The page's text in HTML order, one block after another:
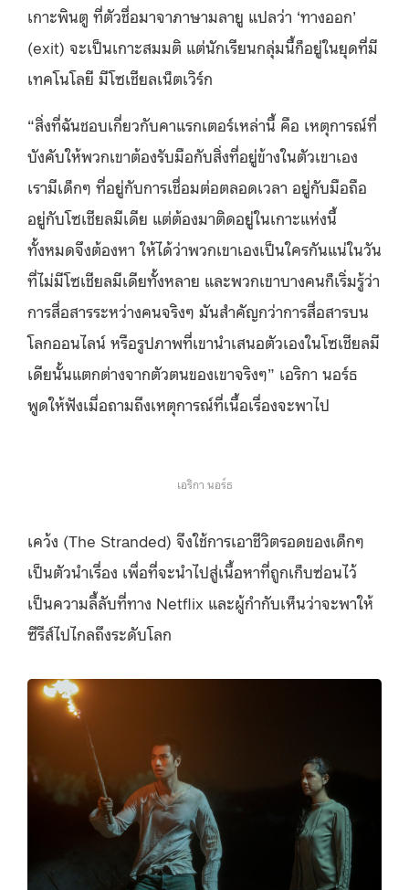
เกาะพินตู ที่ตัวชื่อมาจาภาษามลายู แปลว่า ‘ทางออก’
(exit) จะเป็นเกาะสมมติ แต่นักเรียนกลุ่มนี้ก็อยู่ในยุดที่มี
เทคโนโลยี มีโซเชียลเน็ตเวิร์ก
“สิ่งที่ฉันชอบเกี่ยวกับคาแรกเตอร์เหล่านี้ คือ เหตุการณ์ที่
บังคับให้พวกเขาต้องรับมือกับสิ่งที่อยู่ข้างในตัวเขาเอง
เรามีเด็กๆ ที่อยู่กับการเชื่อมต่อตลอดเวลา อยู่กับมือถือ
อยู่กับโซเชียลมีเดีย แต่ต้องมาติดอยู่ในเกาะแห่งนี้
ทั้งหมดจึงต้องหา ให้ได้ว่าพวกเขาเองเป็นใครกันแน่ในวัน
ที่ไม่มีโซเชียลมีเดียทั้งหลาย และพวกเขาบางคนก็เริ่มรู้ว่า
การสื่อสารระหว่างคนจริงๆ มันสำคัญกว่าการสื่อสารบน
โลกออนไลน์ หรือรูปภาพที่เขานำเสนอตัวเองในโซเชียลมี
เดียนั้นแตกต่างจากตัวตนของเขาจริงๆ” เอริกา นอร์ธ
พูดให้ฟังเมื่อถามถึงเหตุการณ์ที่เนื้อเรื่องจะพาไป
เอริกา นอร์ธ
เคว้ง (The Stranded) จึงใช้การเอาชีวิตรอดของเด็กๆ
เป็นตัวนำเรื่อง เพื่อที่จะนำไปสู่เนื้อหาที่ถูกเก็บซ่อนไว้
เป็นความลี้ลับที่ทาง Netflix และผู้กำกับเห็นว่าจะพาให้
ซีรีส์ไปไกลถึงระดับโลก